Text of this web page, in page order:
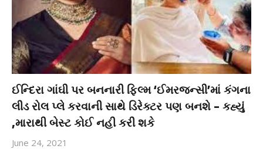
ઈન્દિરા ગાંઘી પર બનનારી ફિલ્મ ‘ઈમરજન્સી’માં કંગના
લીડ રોલ પ્લે કરવાની સાથે ડિરેક્ટર પણ બનશે – કહ્યું
,મારાથી બેસ્ટ કોઈ નહી કરી શકે
June 24, 2021